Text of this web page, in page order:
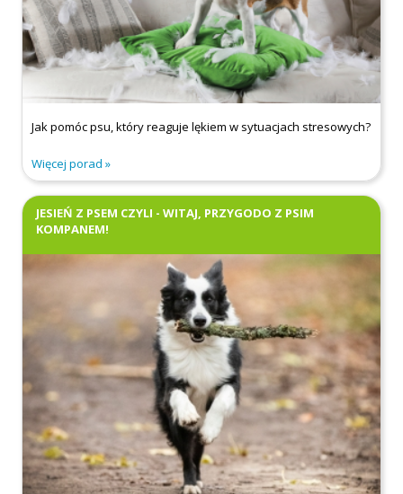
Jak pomóc psu, który reaguje lękiem w sytuacjach stresowych?
Więcej porad
JESIEŃ Z PSEM CZYLI - WITAJ, PRZYGODO Z PSIM
KOMPANEM!